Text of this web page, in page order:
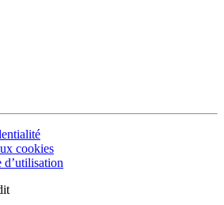
cookies
d’utilisation